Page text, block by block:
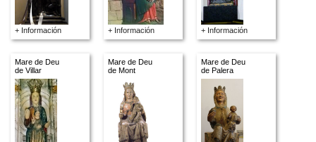
+ Información + Información + Información
Mare de Deu
de Villar
Mare de Deu
de Mont
Mare de Deu
de Palera